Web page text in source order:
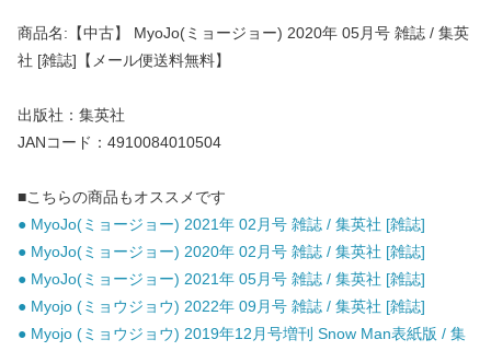
商品名:【中古】 MyoJo(ミョージョー) 2020年 05月号 雑誌 / 集英
社 [雑誌]【メール便送料無料】
出版社：集英社
JANコード：4910084010504
■こちらの商品もオススメです
● MyoJo(ミョージョー) 2021年 02月号 雑誌 / 集英社 [雑誌]
● MyoJo(ミョージョー) 2020年 02月号 雑誌 / 集英社 [雑誌]
● MyoJo(ミョージョー) 2021年 05月号 雑誌 / 集英社 [雑誌]
● Myojo (ミョウジョウ) 2022年 09月号 雑誌 / 集英社 [雑誌]
● Myojo (ミョウジョウ) 2019年12月号増刊 Snow Man表紙版 / 集